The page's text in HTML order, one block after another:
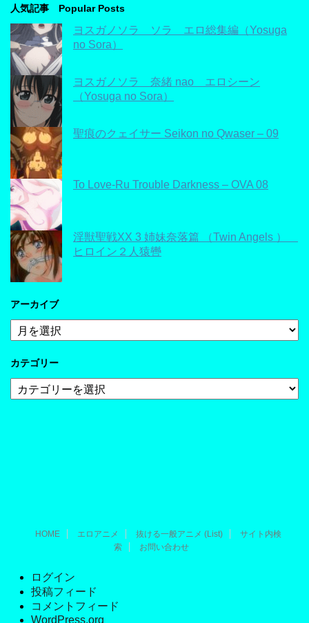
人気記事 Popular Posts
ヨスガノソラ ソラ エロ総集編（Yosuga
no Sora）
ヨスガノソラ 奈緒 nao エロシーン
（Yosuga no Sora）
聖痕のクェイサー Seikon no Qwaser – 09
To Love-Ru Trouble Darkness – OVA 08
淫獣聖戦XX 3 姉妹奈落篇 （Twin Angels ）
ヒロイン２人猿轡
アーカイブ
ア
ー
イ
カテゴリー
テ
HOME エロアニメ 抜ける一般アニメ (List)
サイト内検
索
お問い合わせ
ログイン
投稿フィード
コメントフィード
WordPress.org